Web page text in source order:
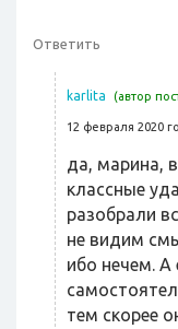
Ответить
karlita (автор
12 февраля 2020
да, марина,
классные
разобрали
не видим
ибо нечем. А
тем скорее